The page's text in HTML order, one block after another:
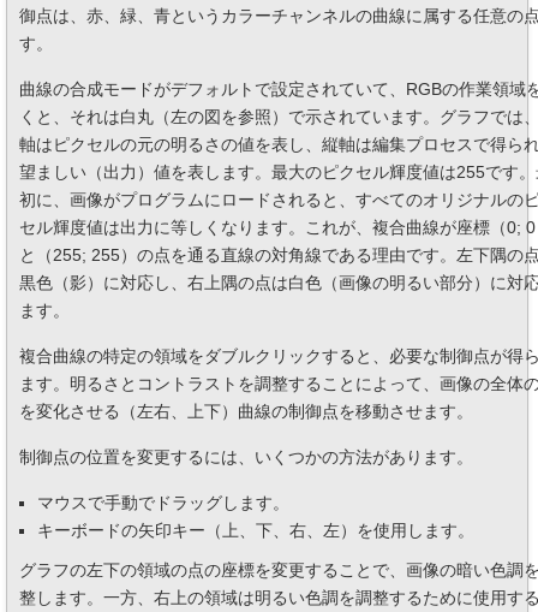
御点は、赤、緑、青というカラーチャンネルの曲線に属する任意の
す。
曲線の合成モードがデフォルトで設定されていて、RGBの作業領域
くと、それは白丸（左の図を参照）で示されています。グラフでは
軸はピクセルの元の明るさの値を表し、縦軸は編集プロセスで得ら
望ましい（出力）値を表します。最大のピクセル輝度値は255です
初に、画像がプログラムにロードされると、すべてのオリジナルの
セル輝度値は出力に等しくなります。これが、複合曲線が座標（0;
と（255; 255）の点を通る直線の対角線である理由です。左下隅の
黒色（影）に対応し、右上隅の点は白色（画像の明るい部分）に対
ます。
複合曲線の特定の領域をダブルクリックすると、必要な制御点が得
ます。明るさとコントラストを調整することによって、画像の全体
を変化させる（左右、上下）曲線の制御点を移動させます。
制御点の位置を変更するには、いくつかの方法があります。
マウスで手動でドラッグします。
キーボードの矢印キー（上、下、右、左）を使用します。
グラフの左下の領域の点の座標を変更することで、画像の暗い色調
整します。一方、右上の領域は明るい色調を調整するために使用す